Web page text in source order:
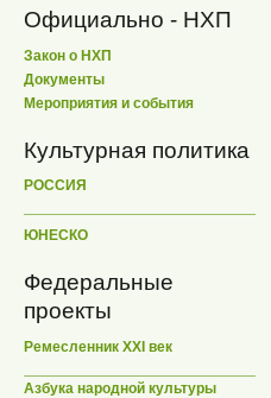
Официально - НХП
Закон о НХП
Документы
Мероприятия и события
Культурная политика
РОССИЯ
ЮНЕСКО
Федеральные
проекты
Ремесленник XXI век
Азбука народной культуры